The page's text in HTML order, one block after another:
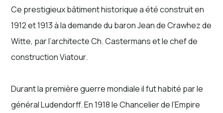
Ce prestigieux bâtiment historique a été construit en
1912 et 1913 à la demande du baron Jean de Crawhez de
Witte, par l’architecte Ch. Castermans et le chef de
construction Viatour.
Durant la première guerre mondiale il fut habité par le
général Ludendorff. En 1918 le Chancelier de l’Empire